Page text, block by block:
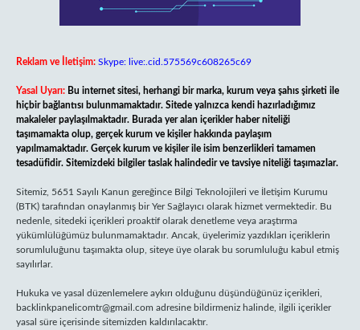
Reklam ve İletişim: Skype: live:.cid.575569c608265c69
Yasal Uyarı: Bu internet sitesi, herhangi bir marka, kurum veya şahıs şirketi ile
hiçbir bağlantısı bulunmamaktadır. Sitede yalnızca kendi hazırladığımız
makaleler paylaşılmaktadır. Burada yer alan içerikler haber niteliği
taşımamakta olup, gerçek kurum ve kişiler hakkında paylaşım
yapılmamaktadır. Gerçek kurum ve kişiler ile isim benzerlikleri tamamen
tesadüfidir. Sitemizdeki bilgiler taslak halindedir ve tavsiye niteliği taşımazlar.
Sitemiz, 5651 Sayılı Kanun gereğince Bilgi Teknolojileri ve İletişim Kurumu
(BTK) tarafından onaylanmış bir Yer Sağlayıcı olarak hizmet vermektedir. Bu
nedenle, sitedeki içerikleri proaktif olarak denetleme veya araştırma
yükümlülüğümüz bulunmamaktadır. Ancak, üyelerimiz yazdıkları içeriklerin
sorumluluğunu taşımakta olup, siteye üye olarak bu sorumluluğu kabul etmiş
sayılırlar.
Hukuka ve yasal düzenlemelere aykırı olduğunu düşündüğünüz içerikleri,
backlinkpanelicomtr@gmail.com adresine bildirmeniz halinde, ilgili içerikler
yasal süre içerisinde sitemizden kaldırılacaktır.